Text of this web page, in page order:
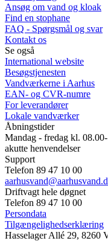
Ansøg om vand og kloak
Find en stophane
FAQ - Spørgsmål og svar
Kontakt os
Se også
International website
Besøgstjenesten
Vandværkerne i Aarhus
EAN- og CVR-numre
For leverandører
Lokale vandværker
Åbningstider
Mandag - fredag kl.
akutte henvendelser
Support
Telefon 89 47 10 00
Driftvagt hele døgnet
Telefon 89 47 10 00
Persondata
Tilgængelighedserklæring
Hasselager Allé 29, 8260